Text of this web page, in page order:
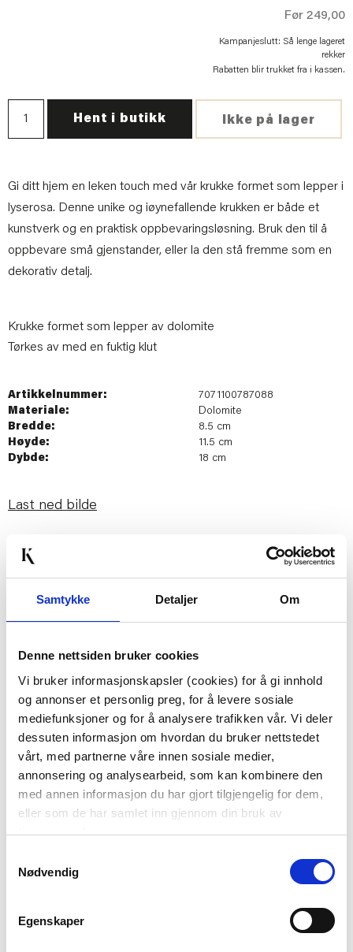
Samtykke Detaljer Om
Denne nettsiden bruker cookies
Vi bruker informasjonskapsler (cookies) for å gi innhold
og annonser et personlig preg, for å levere sosiale
mediefunksjoner og for å analysere trafikken vår. Vi deler
dessuten informasjon om hvordan du bruker nettstedet
vårt, med partnerne våre innen sosiale medier,
annonsering og analysearbeid, som kan kombinere den
med annen informasjon du har gjort tilgjengelig for dem,
eller som de har samlet inn gjennom din bruk av
tjenestene deres.
Nødvendig
Egenskaper
Før 249,00
Kampanjeslutt: Så lenge lageret
rekker
Rabatten blir trukket fra i kassen.
Ikke på lager
Hent i butikk
Gi ditt hjem en leken touch med vår krukke formet som lepper i
lyserosa. Denne unike og iøynefallende krukken er både et
kunstverk og en praktisk oppbevaringsløsning. Bruk den til å
oppbevare små gjenstander, eller la den stå fremme som en
dekorativ detalj.
Krukke formet som lepper av dolomite
Tørkes av med en fuktig klut
Artikkelnummer:
7071100787088
Materiale:
Dolomite
Bredde:
8.5 cm
Høyde:
11.5 cm
Dybde:
18 cm
Last ned bilde
JULEROSE LYS ROSA
Før 149,00
SPEIL BUBBLE Ø60 CM
299,00
Før 1.499,00